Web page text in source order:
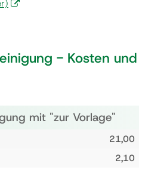
- Kosten und
mit "zur Vorlage"
21,00
2,10